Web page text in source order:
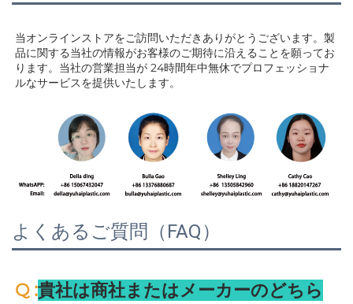
当オンラインストアをご訪問いただきありがとうございます。製
品に関する当社の情報がお客様のご期待に沿えることを願ってお
ります。当社の営業担当が 24時間年中無休でプロフェッショナ
ルなサービスを提供いたします。
よくあるご質問（FAQ）
Q :貴社は商社またはメーカーのどちら